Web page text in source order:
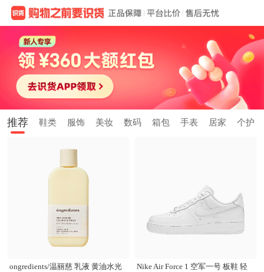
推荐 鞋类 服饰 美妆 数码 箱包 手表 居家 个护
ongredients/温丽慈 乳液 黄油水光
Nike Air Force 1 空军一号 板鞋 轻